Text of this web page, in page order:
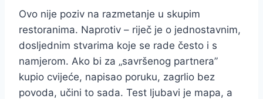
Ovo nije poziv na razmetanje u skupim
restoranima. Naprotiv – riječ je o jednostavnim,
dosljednim stvarima koje se rade često i s
namjerom. Ako bi za „savršenog partnera”
kupio cvijeće, napisao poruku, zagrlio bez
povoda, učini to sada. Test ljubavi je mapa, a